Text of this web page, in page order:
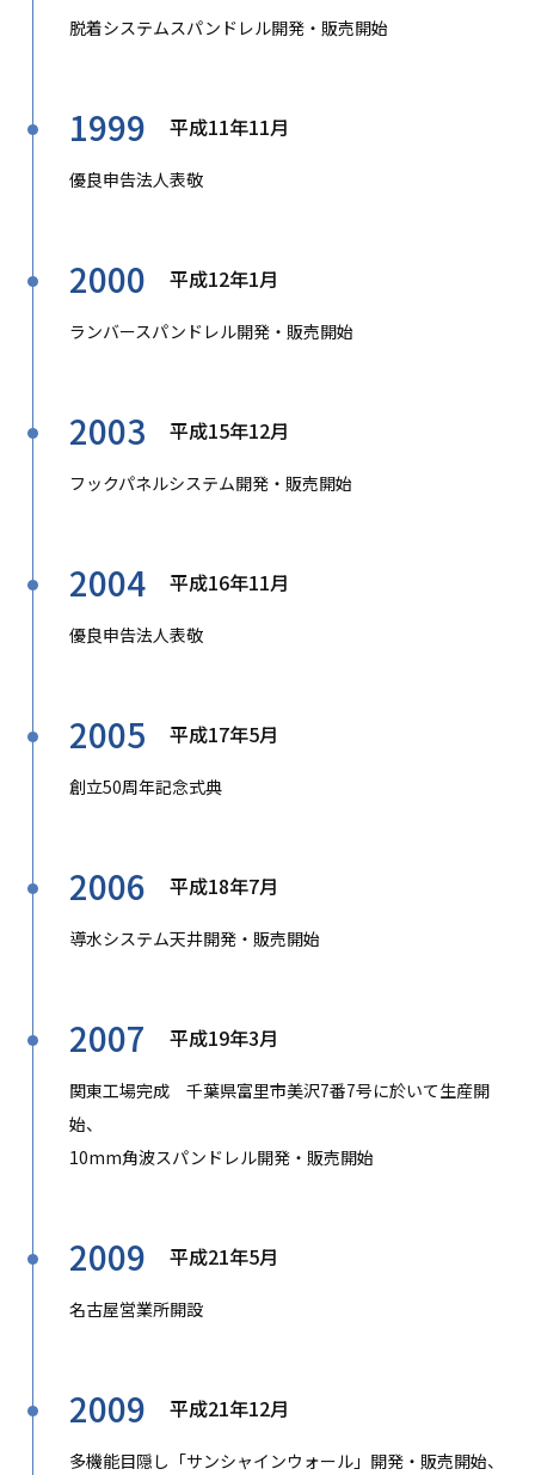
脱着システムスパンドレル開発・販売開始
1999 平成11年11月
優良申告法人表敬
2000 平成12年1月
ランバースパンドレル開発・販売開始
2003 平成15年12月
フックパネルシステム開発・販売開始
2004 平成16年11月
優良申告法人表敬
2005 平成17年5月
創立50周年記念式典
2006 平成18年7月
導水システム天井開発・販売開始
2007 平成19年3月
関東工場完成 千葉県富里市美沢7番7号に於いて生産開
始、
10mm角波スパンドレル開発・販売開始
2009 平成21年5月
名古屋営業所開設
2009 平成21年12月
多機能目隠し「サンシャインウォール」開発・販売開始、